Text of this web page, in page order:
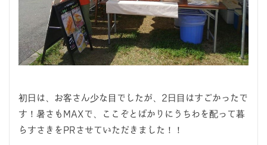
初日は、お客さん少な目でしたが、2日目はすごかったで
す！暑さもMAXで、ここぞとばかりにうちわを配って暮
らすさきをPRさせていただきました！！